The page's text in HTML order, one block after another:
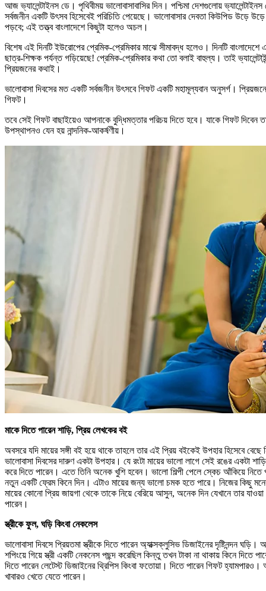
আজ ভ্যালেন্টাইনস ডে। পৃথিবীময় ভালোবাসাবাসির দিন। পশ্চিমা দেশগুলোয়
সর্বজনীন একটি উৎসব হিসেবেই পরিচিতি পেয়েছে। ভালোবাসার দেবতা কিউপিড উড়ে
পড়বে; এই তত্ত্ব বাংলাদেশে কিছুটা হলেও অচল।
বিশেষ এই দিনটি ইউরোপের প্রেমিক-প্রেমিকার মাঝে সীমাবদ্ধ হলেও। দিনটি
ছাত্র-শিক্ষক পর্যন্ত গড়িয়েছে! প্রেমিক-প্রেমিকার কথা তো বলাই বাহুল্য। তাই
প্রিয়জনের কথাই।
ভালোবাসা দিবসের মত একটি সর্বজনীন উৎসবে গিফট একটি মহামূল্যবান অনুসর্গ।
গিফট।
তবে সেই গিফট বাছাইয়েও আপনাকে বুদ্ধিমত্তার পরিচয় দিতে হবে। যাকে গিফট দিবেন
উপস্থাপনও যেন হয় নান্দনিক-আকর্ষণীয়।
মাকে দিতে পারেন শাড়ি, প্রিয় লেখকের বই
অবসরে যদি মায়ের সঙ্গী বই হয়ে থাকে তাহলে তার এই প্রিয় বইকেই উপহার হিসেবে
ভালোবাসা দিবসের দারুণ একটা উপহার। যে রংটা মায়ের ভালো লাগে সেই রঙের একটা
করে দিতে পারেন। এতে তিনি অনেক খুশি হবেন। ভালো শিল্পী পেলে স্কেচ আঁকিয়ে নিতে
নতুন একটি ফ্রেম কিনে দিন। এটাও মায়ের জন্য ভালো চমক হতে পারে। নিজের কিছু
মায়ের কোনো প্রিয় জায়গা থেকে তাকে নিয়ে বেরিয়ে আসুন, অনেক দিন যেখানে তার
পারেন।
স্ত্রীকে ফুল, ঘড়ি কিংবা নেকলেস
ভালোবাসা দিবসে প্রিয়তমা স্ত্রীকে দিতে পারেন অ্যাক্সক্লুসিভ ডিজাইনের দৃষ্টিনন্দন
শপিংয়ে গিয়ে স্ত্রী একটি নেকনেস পছন্দ করেছিল কিন্তু তখন টাকা না থাকায় কিনে দিতে
দিতে পারেন লেটেস্ট ডিজাইনের থ্রিপিস কিংবা ফতোয়া। দিতে পারেন গিফট হ্যামপারও।
খাবারও খেতে যেতে পারেন।